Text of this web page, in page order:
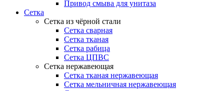
Привод смыва для унитаза
Сетка
Сетка из чёрной стали
Сетка сварная
Сетка тканая
Сетка рабица
Сетка ЦПВС
Сетка нержавеющая
Сетка тканая нержавеющая
Сетка мельничная нержавеющая